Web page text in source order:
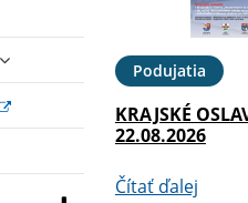
Podujatia
KRAJSKÉ
22.08.2026
Čítať ďalej